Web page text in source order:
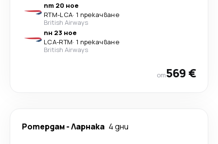
пт 20 ное
RTM-LCA· 1 прекачване
British Airways
пн 23 ное
LCA-RTM· 1 прекачване
British Airways
от569 €
Ротердам-Ларнака 4 дни